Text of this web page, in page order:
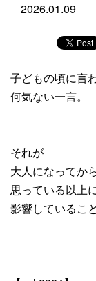
2026.01.09
子どもの頃に言
何気ない一言。
それが
大人になってか
思っている以上
影響しているこ